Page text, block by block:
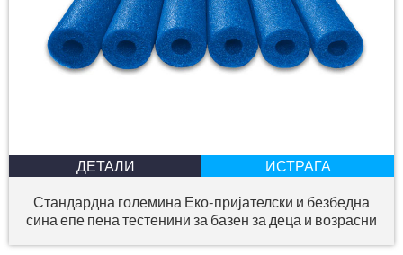
ДЕТАЛИ ИСТРАГА
Стандардна големина Еко-пријателски и безбедна
сина епе пена тестенини за базен за деца и возрасни